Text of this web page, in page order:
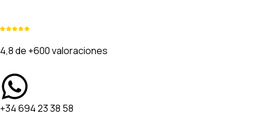
4,8 de +600 valoraciones
+34 694 23 38 58